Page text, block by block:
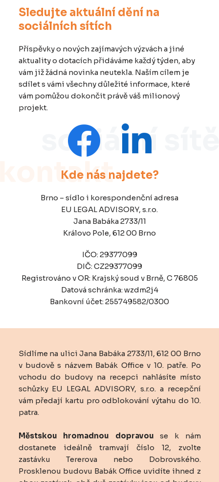
Sledujte aktuální dění na
sociálních sítích
Příspěvky o nových zajímavých výzvách a jiné
aktuality o dotacích přidáváme každý týden, aby
vám již žádná novinka neutekla. Naším cílem je
sdílet s vámi všechny důležité informace, které
vám pomůžou dokončit právě váš milionový
projekt.
Kde nás najdete?
Brno – sídlo i korespondenční adresa
EU LEGAL ADVISORY, s.r.o.
Jana Babáka 2733/11
Královo Pole, 612 00 Brno
IČO: 29377099
DIČ: CZ29377099
Registrováno v OR: Krajský soud v Brně, C 76805
Datová schránka: wzdm2j4
Bankovní účet: 255749582/0300
Sídlíme na ulici Jana Babáka 2733/11, 612 00 Brno
v budově s názvem Babák Office v 10. patře. Po
vchodu do budovy na recepci nahlásíte místo
schůzky EU LEGAL ADVISORY, s.r.o. a recepční
vám předají kartu pro odblokování výtahu do 10.
patra.
Městskou hromadnou dopravou se k nám
dostanete ideálně tramvají číslo 12, zvolte
zastávku Tererova nebo Dobrovského.
Prosklenou budovu Babák Office uvidíte ihned z